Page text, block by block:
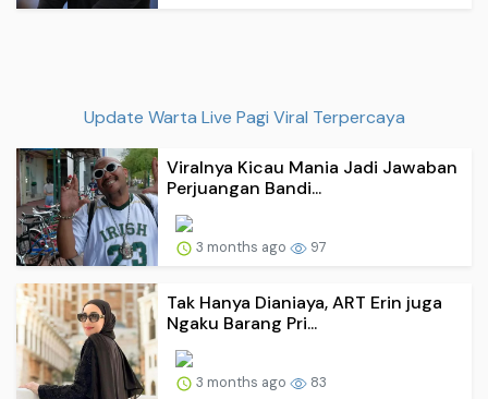
Update Warta Live Pagi Viral Terpercaya
Viralnya Kicau Mania Jadi Jawaban
Perjuangan Bandi...
3 months ago 97
Tak Hanya Dianiaya, ART Erin juga
Ngaku Barang Pri...
3 months ago 83